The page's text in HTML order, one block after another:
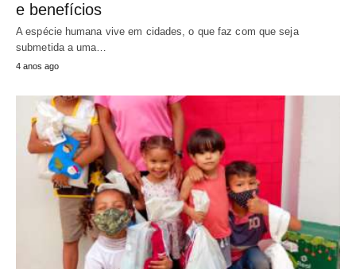
e benefícios
A espécie humana vive em cidades, o que faz com que seja
submetida a uma…
4 anos ago